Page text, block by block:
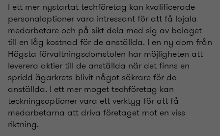
I ett mer nystartat techföretag kan kvalificerade
personaloptioner vara intressant för att få lojala
medarbetare och på sikt dela med sig av bolaget
till en låg kostnad för de anställda. I en ny dom från
Högsta förvaltningsdomstolen har möjligheten att
leverera aktier till de anställda när det finns en
spridd ägarkrets blivit något säkrare för de
anställda. I ett mer moget techföretag kan
teckningsoptioner vara ett verktyg för att få
medarbetarna att driva företaget mot en viss
riktning.